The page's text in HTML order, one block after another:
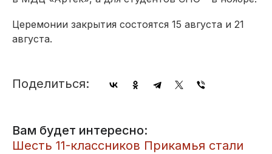
Церемонии закрытия состоятся 15 августа и 21
августа.
Поделиться:
Вам будет интересно:
Шесть 11-классников Прикамья стали